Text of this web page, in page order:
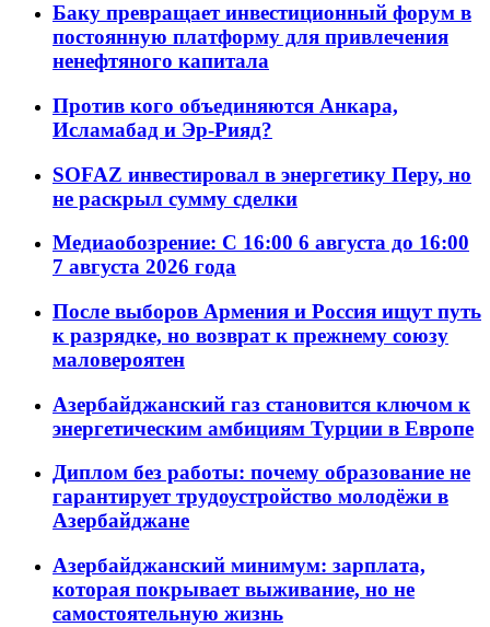
Баку превращает инвестиционный форум в
постоянную платформу для привлечения
ненефтяного капитала
Против кого объединяются Анкара,
Исламабад и Эр-Рияд?
SOFAZ инвестировал в энергетику Перу, но
не раскрыл сумму сделки
Медиаобозрение: С 16:00 6 августа до 16:00
7 августа 2026 года
После выборов Армения и Россия ищут путь
к разрядке, но возврат к прежнему союзу
маловероятен
Азербайджанский газ становится ключом к
энергетическим амбициям Турции в Европе
Диплом без работы: почему образование не
гарантирует трудоустройство молодёжи в
Азербайджане
Азербайджанский минимум: зарплата,
которая покрывает выживание, но не
самостоятельную жизнь